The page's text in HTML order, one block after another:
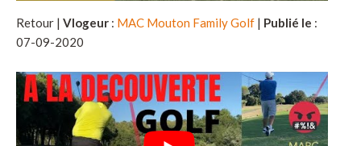
Retour | Vlogeur : MAC Mouton Family Golf | Publié le :
07-09-2020